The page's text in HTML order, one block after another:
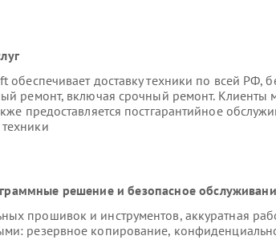
обеспечивает доставку техники по всей РФ,
ремонт, включая срочный ремонт. Клиенты
предоставляется постгарантийное
решение и безопасное
прошивок и инструментов, аккуратная
резервное копирование,